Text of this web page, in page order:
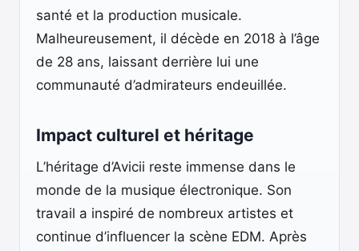
santé et la production musicale.
Malheureusement, il décède en 2018 à l’âge
de 28 ans, laissant derrière lui une
communauté d’admirateurs endeuillée.
Impact culturel et héritage
L’héritage d’Avicii reste immense dans le
monde de la musique électronique. Son
travail a inspiré de nombreux artistes et
continue d’influencer la scène EDM. Après